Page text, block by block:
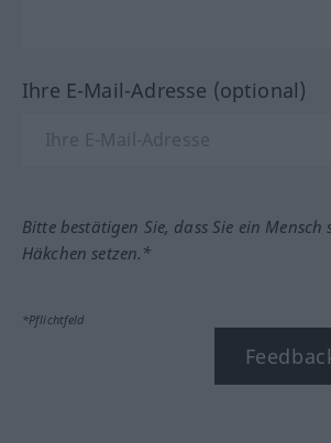
Ihre E-Mail-Adresse (optional)
Bitte bestätigen Sie, dass Sie ein Mensch
Häkchen setzen.*
*Pflichtfeld